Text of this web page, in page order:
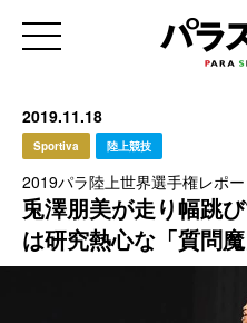
2019.11.18
Sportiva 陸上競技
2019パラ陸上世界選手権レポー
兎澤朋美が走り幅跳
は研究熱心な「質問